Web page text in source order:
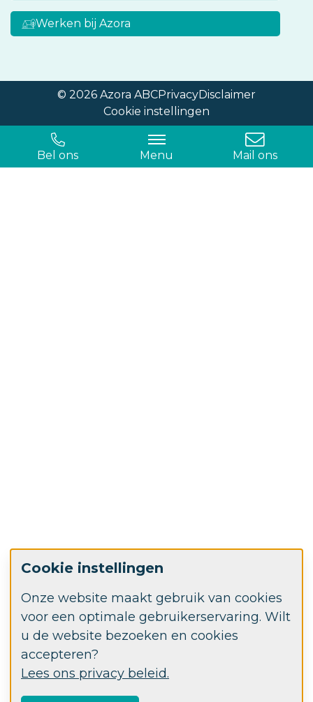
Cookie instellingen
Onze website maakt gebruik van cookies
voor een optimale gebruikerservaring. Wilt
u de website bezoeken en cookies
accepteren?
Lees ons privacy beleid.
Werken bij Azora
© 2026 Azora ABCPrivacyDisclaimer
Cookie instellingen
Bel ons Menu Mail ons